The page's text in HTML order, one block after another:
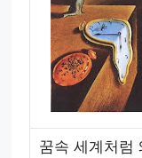
꿈속 세계처럼